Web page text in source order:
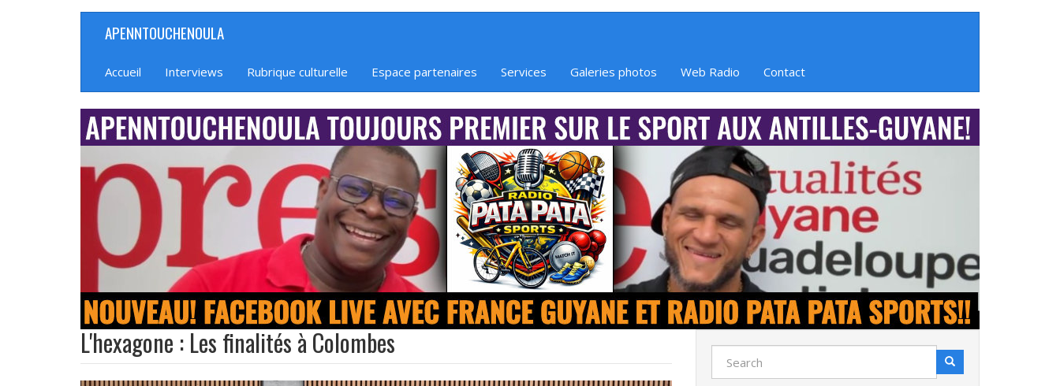
APENNTOUCHENOULA
Navigation
Accueil Interviews Rubrique culturelle Espace partenaires Services Galeries photos Web Radio Contact
banniere_img
L'hexagone : Les finalités à Colombes
Recherche Search